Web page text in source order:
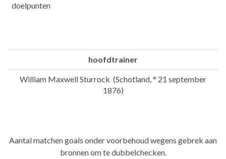
doelpunten
hoofdtrainer
William Maxwell Sturrock (Schotland, ° 21 september
1876)
Aantal matchen goals onder voorbehoud wegens gebrek aan
bronnen om te dubbelchecken.